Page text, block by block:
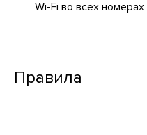
Wi-Fi во всех номерах
Правила